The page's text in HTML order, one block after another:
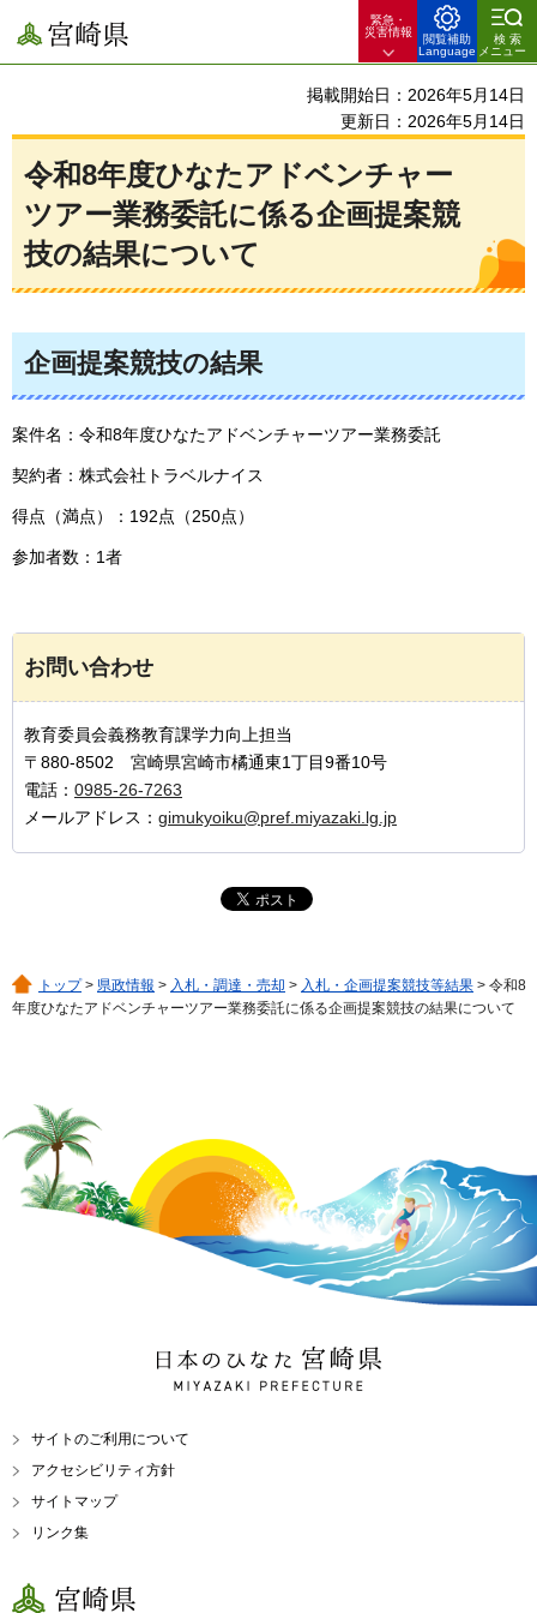
宮崎県
緊急・
災害情報
閲覧補助
Language
検索
メニュー
掲載開始日：2026年5月14日
更新日：2026年5月14日
令和8年度ひなたアドベンチャー
ツアー業務委託に係る企画提案競
技の結果について
企画提案競技の結果
案件名：令和8年度ひなたアドベンチャーツアー業務委託
契約者：株式会社トラベルナイス
得点（満点）：192点（250点）
参加者数：1者
お問い合わせ
教育委員会義務教育課学力向上担当
〒880-8502 宮崎県宮崎市橘通東1丁目9番10号
電話： 0985-26-7263
メールアドレス： gimukyoiku@pref.miyazaki.lg.jp
トップ> 県政情報 > 入札・調達・売却 > 入札・企画提案競技等結果 > 令和8
年度ひなたアドベンチャーツアー業務委託に係る企画提案競技の結果について
日本のひなた 宮崎県
MIYAZAKI PREFECTURE
サイトのご利用について
アクセシビリティ方針
サイトマップ
リンク集
宮崎県